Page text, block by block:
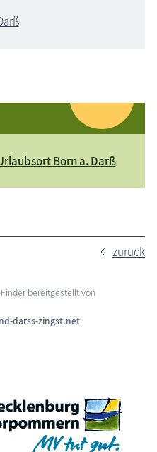
Born a. Darß
zurück
bereitgestellt von
darss-zingst.net